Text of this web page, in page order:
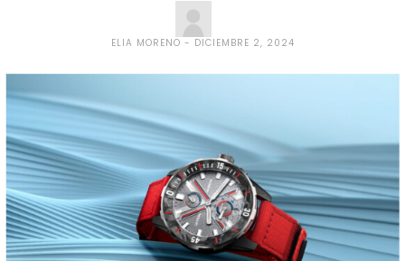
ELIA MORENO DICIEMBRE 2, 2024